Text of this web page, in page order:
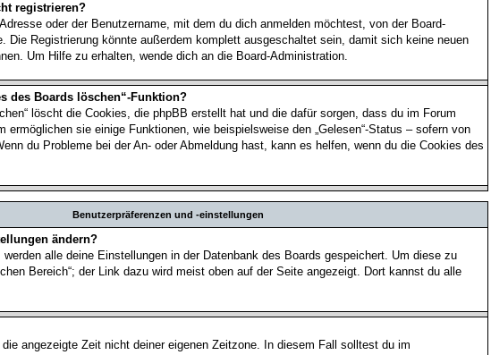
registrieren?
oder der Benutzername, mit dem du dich anmelden möchtest, von der Board-
Die Registrierung könnte außerdem komplett ausgeschaltet sein, damit sich keine neuen
Um Hilfe zu erhalten, wende dich an die Board-Administration.
des Boards löschen“-Funktion?
löscht die Cookies, die phpBB erstellt hat und die dafür sorgen, dass du im Forum
ermöglichen sie einige Funktionen, wie beispielsweise den „Gelesen“-Status – sofern von
du Probleme bei der An- oder Abmeldung hast, kann es helfen, wenn du die Cookies des
Benutzerpräferenzen und -einstellungen
ändern?
alle deine Einstellungen in der Datenbank des Boards gespeichert. Um diese zu
Bereich“; der Link dazu wird meist oben auf der Seite angezeigt. Dort kannst du alle
angezeigte Zeit nicht deiner eigenen Zeitzone. In diesem Fall solltest du im